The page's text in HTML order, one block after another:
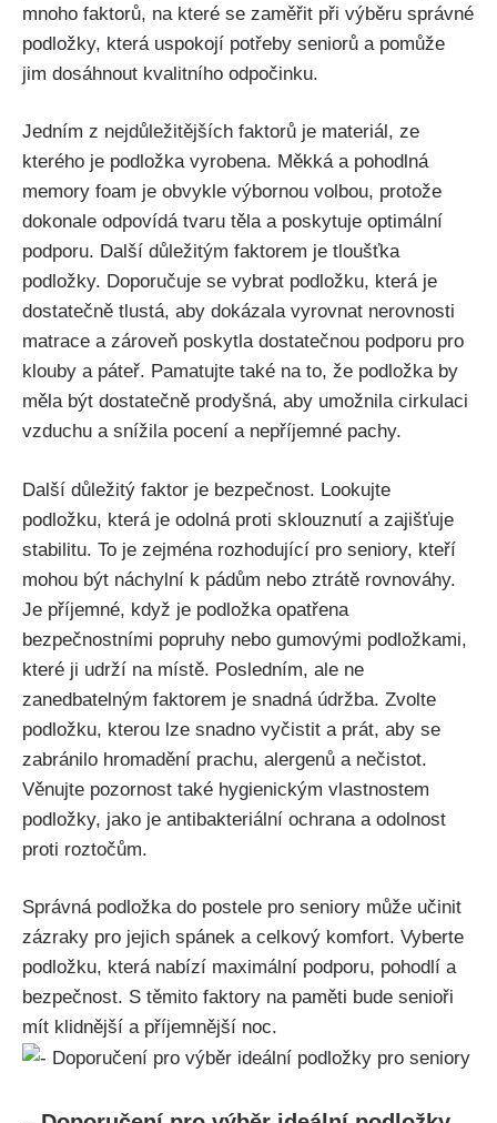
mnoho‍ faktorů, na které se‌ zaměřit při výběru správné
‍podložky, která uspokojí potřeby seniorů a pomůže
jim ​dosáhnout kvalitního odpočinku.
Jedním z nejdůležitějších faktorů je materiál,​ ze
kterého je podložka vyrobena. Měkká ⁤a‌ pohodlná
memory foam je​ obvykle výbornou ⁤volbou, protože
dokonale odpovídá tvaru těla a poskytuje optimální
‍podporu.⁣ Další‍ důležitým faktorem je tloušťka
podložky. Doporučuje se vybrat podložku, která je
dostatečně tlustá, ⁣aby dokázala ‍vyrovnat nerovnosti
‌matrace​ a ⁤zároveň poskytla dostatečnou podporu pro‌
klouby a páteř. Pamatujte také na to, že podložka by
měla být dostatečně‌ prodyšná, aby umožnila cirkulaci
‍vzduchu a ​snížila pocení a nepříjemné⁤ pachy.
Další důležitý‌ faktor je bezpečnost. Lookujte
podložku, která je odolná proti sklouznutí a zajišťuje
stabilitu. To je zejména ​rozhodující pro⁤ seniory, ‌kteří
mohou ‍být náchylní k pádům nebo ztrátě rovnováhy.
Je příjemné, když je ⁤podložka opatřena​
bezpečnostními⁢ popruhy nebo gumovými​ podložkami,
které ji ‍udrží na místě.‍ Posledním, ale ne
zanedbatelným faktorem je snadná ⁤údržba. Zvolte
podložku, kterou lze snadno vyčistit a ⁢prát, aby se
zabránilo hromadění prachu, alergenů a ⁢nečistot.​
Věnujte pozornost také hygienickým vlastnostem
podložky, jako je⁢ antibakteriální ochrana a odolnost
proti roztočům.
Správná podložka do postele ⁣pro seniory může učinit
zázraky pro jejich ​spánek a celkový komfort. Vyberte
podložku, která nabízí maximální podporu, pohodlí a
bezpečnost. S těmito faktory‍ na paměti bude senioři
mít ⁤klidnější a příjemnější ⁣noc.